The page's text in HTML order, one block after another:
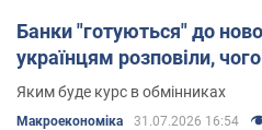
Банки "готуються" до
українцям розповіли,
Яким буде курс в обмінниках
Mакроекономіка 31.07.2026 16:54